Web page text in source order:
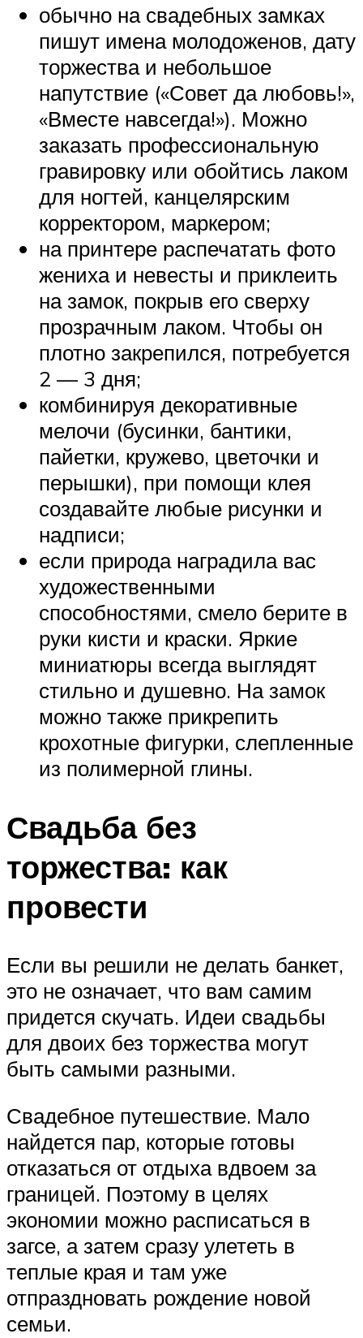
обычно на свадебных замках
пишут имена молодоженов, дату
торжества и небольшое
напутствие («Совет да любовь!»,
«Вместе навсегда!»). Можно
заказать профессиональную
гравировку или обойтись лаком
для ногтей, канцелярским
корректором, маркером;
на принтере распечатать фото
жениха и невесты и приклеить
на замок, покрыв его сверху
прозрачным лаком. Чтобы он
плотно закрепился, потребуется
2 — 3 дня;
комбинируя декоративные
мелочи (бусинки, бантики,
пайетки, кружево, цветочки и
перышки), при помощи клея
создавайте любые рисунки и
надписи;
если природа наградила вас
художественными
способностями, смело берите в
руки кисти и краски. Яркие
миниатюры всегда выглядят
стильно и душевно. На замок
можно также прикрепить
крохотные фигурки, слепленные
из полимерной глины.
Свадьба без
торжества: как
провести
Если вы решили не делать банкет,
это не означает, что вам самим
придется скучать. Идеи свадьбы
для двоих без торжества могут
быть самыми разными.
Свадебное путешествие. Мало
найдется пар, которые готовы
отказаться от отдыха вдвоем за
границей. Поэтому в целях
экономии можно расписаться в
загсе, а затем сразу улететь в
теплые края и там уже
отпраздновать рождение новой
семьи.